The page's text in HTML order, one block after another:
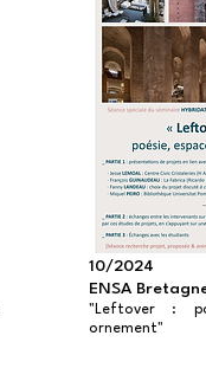
10/2024
ENSA
"Leftover :
ornement"